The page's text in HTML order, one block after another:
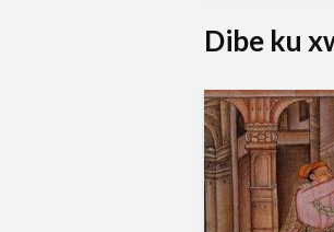
Dibe ku